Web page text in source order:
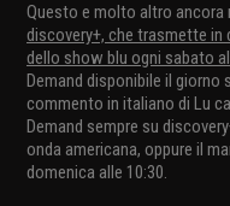
Questo e molto altro ancora
discovery+, che trasmette
dello show blu ogni sabato
Demand disponibile il giorno
commento in italiano di Lu
Demand sempre su
onda americana, oppure il
domenica alle 10:30.